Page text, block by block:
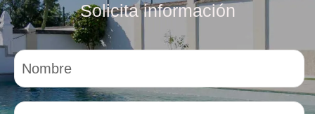
Solicita información